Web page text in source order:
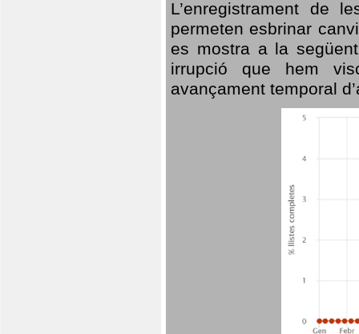
L’enregistrament de
permeten esbrinar
es mostra a la
irrupció que hem
avançament temporal